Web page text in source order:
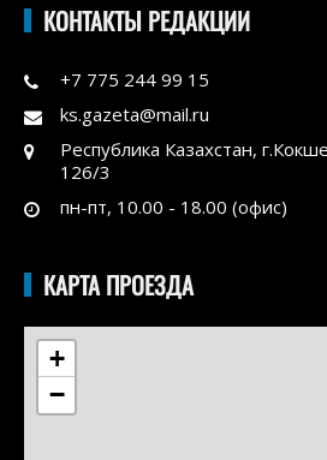
КОНТАКТЫ РЕДАКЦИИ
+7 775 244 99 15
ks.gazeta@mail.ru
Республика Казахстан,
126/3
пн-пт, 10.00 - 18.00 (офис)
КАРТА ПРОЕЗДА
+
−